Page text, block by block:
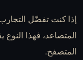
إذا كنت تفضّل
المتصاعد، فهذا
المتصفح.